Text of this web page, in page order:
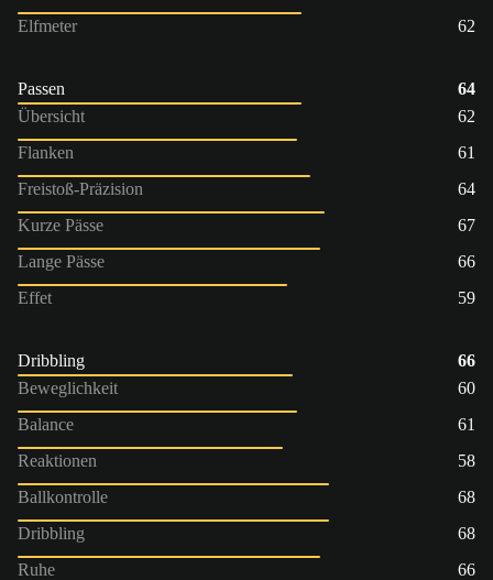
Elfmeter
62
Passen
64
Übersicht
62
Flanken
61
Freistoß-Präzision
64
Kurze Pässe
67
Lange Pässe
66
Effet
59
Dribbling
66
Beweglichkeit
60
Balance
61
Reaktionen
58
Ballkontrolle
68
Dribbling
68
Ruhe
66